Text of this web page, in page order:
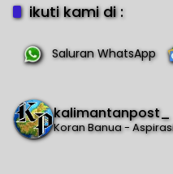
ikuti kami di :
Saluran WhatsApp
kalimantanpost_
Koran Banua -